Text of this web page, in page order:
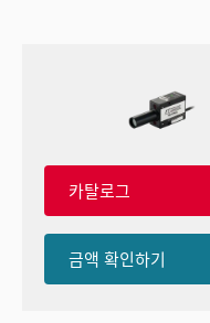
카탈로그
금액 확인하기